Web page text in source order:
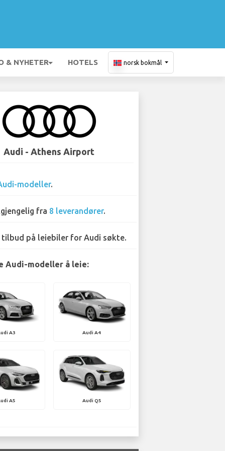
& NYHETER HOTELS norsk bokmål
Audi - Athens Airport
modeller.
fra 8 leverandører.
tilbud på leiebiler for Audi søkte.
Audi-modeller å leie:
A3 Audi A4
A5 Audi Q5